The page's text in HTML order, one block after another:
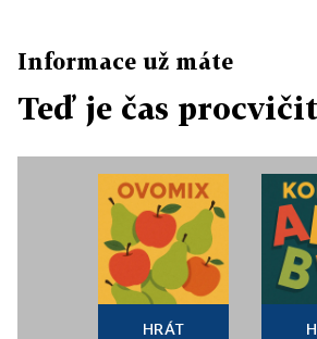
Informace už máte
Teď je čas
HRÁT